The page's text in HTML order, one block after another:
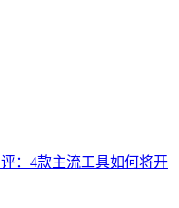
：4款主流工具如何将开